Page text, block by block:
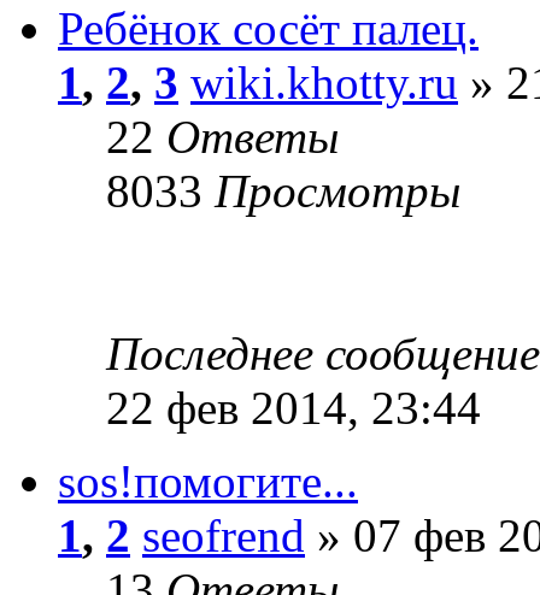
Ребёнок сосёт палец.
1, 2, 3 wiki.khotty.ru »
22 Ответы
8033 Просмотры
Последнее
22 фев 2014, 23:44
sos!помогите...
1, 2 seofrend » 07 фев